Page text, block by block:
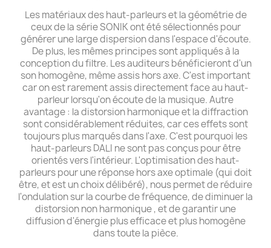
Les matériaux des haut-parleurs et la géométrie de
ceux de la série SONIK ont été sélectionnés pour
générer une large dispersion dans l'espace d'écoute.
De plus, les mêmes principes sont appliqués à la
conception du filtre. Les auditeurs bénéficieront d'un
son homogène, même assis hors axe. C'est important
car on est rarement assis directement face au haut-
parleur lorsqu'on écoute de la musique. Autre
avantage : la distorsion harmonique et la diffraction
sont considérablement réduites, car ces effets sont
toujours plus marqués dans l'axe. C'est pourquoi les
haut-parleurs DALI ne sont pas conçus pour être
orientés vers l'intérieur. L'optimisation des haut-
parleurs pour une réponse hors axe optimale (qui doit
être, et est un choix délibéré), nous permet de réduire
l'ondulation sur la courbe de fréquence, de diminuer la
distorsion non harmonique , et de garantir une
diffusion d'énergie plus efficace et plus homogène
dans toute la pièce.